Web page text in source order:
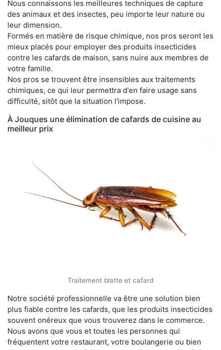
Nous connaissons les meilleures techniques de capture
des animaux et des insectes, peu importe leur nature ou
leur dimension.
Formés en matière de risque chimique, nos pros seront les
mieux placés pour employer des produits insecticides
contre les cafards de maison, sans nuire aux membres de
votre famille.
Nos pros se trouvent être insensibles aux traitements
chimiques, ce qui leur permettra d'en faire usage sans
difficulté, sitôt que la situation l'impose.
À Jouques une élimination de cafards de cuisine au
meilleur prix
Traitement blatte et cafard
Notre société professionnelle va être une solution bien
plus fiable contre les cafards, que les produits insecticides
souvent onéreux que vous trouverez dans le commerce.
Nous avons que vous et toutes les personnes qui
fréquentent votre restaurant, votre boulangerie ou bien